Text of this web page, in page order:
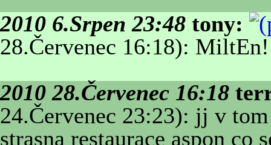
2010 6.Srpen 23:48 tony:
28.Červenec 16:18):
2010 28.Červenec 16:18
24.Červenec 23:23): jj v
strasna restaurace aspon